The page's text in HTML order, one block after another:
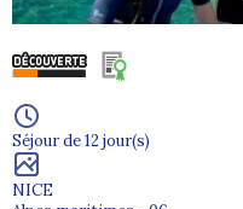
Séjour de 12 jour(s)
NICE